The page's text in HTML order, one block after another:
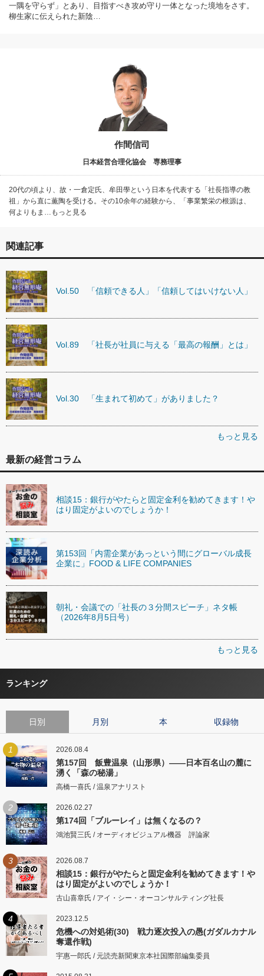
一隅を守らず」とあり、目指すべき攻め守り一体となった境地をさす。
柳生家に伝えられた新陰…
作間信司
日本経営合理化協会 専務理事
20代の頃より、故・一倉定氏、牟田學という日本を代表する「社長指導の教
祖」から直に薫陶を受ける。その10余年の経験から、「事業繁栄の根源は、
何よりもま…もっと見る
関連記事
Vol.50 「信頼できる人」「信頼してはいけない人」
Vol.89 「社長が社員に与える「最高の報酬」とは」
Vol.30 「生まれて初めて」がありました？
もっと見る
最新の経営コラム
相談15：銀行がやたらと固定金利を勧めてきます！や
はり固定がよいのでしょうか！
第153回「内需企業があっという間にグローバル成長
企業に」FOOD & LIFE COMPANIES
朝礼・会議での「社長の３分間スピーチ」ネタ帳
（2026年8月5日号）
もっと見る
ランキング
日別 月別 本 収録物
1 2026.08.4
第157回 飯豊温泉（山形県）――日本百名山の麓に
湧く「森の秘湯」
高橋一喜氏 / 温泉アナリスト
2 2026.02.27
第174回「ブルーレイ」は無くなるの？
鴻池賢三氏 / オーディオビジュアル機器 評論家
3 2026.08.7
相談15：銀行がやたらと固定金利を勧めてきます！や
はり固定がよいのでしょうか！
古山喜章氏 / アイ・シー・オーコンサルティング社長
4 2023.12.5
危機への対処術(30) 戦力逐次投入の愚(ガダルカナル
奪還作戦)
宇惠一郎氏 / 元読売新聞東京本社国際部編集委員